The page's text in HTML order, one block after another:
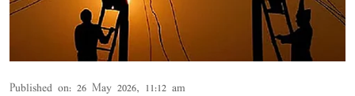
Published on: 26 May 2026, 11:12 am